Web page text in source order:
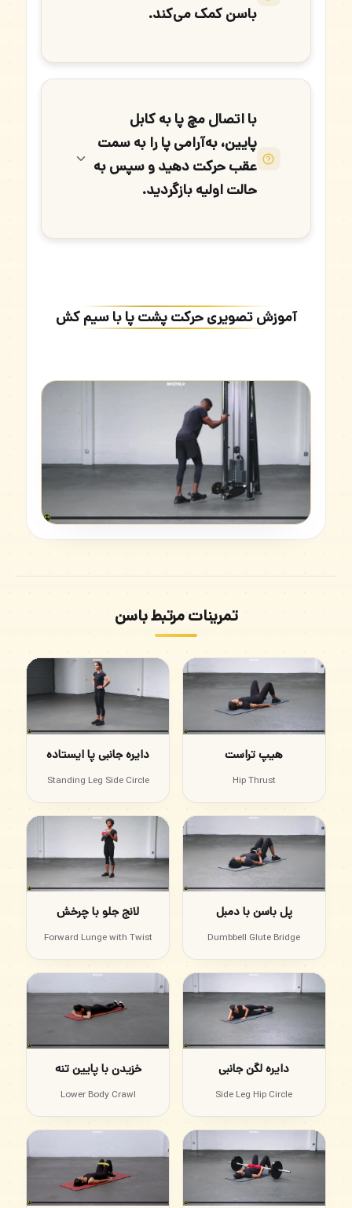
باسن کمک می‌کند.
با اتصال مچ پا به کابل
پایین، به‌آرامی پا را به سمت
عقب حرکت دهید و سپس به
حالت اولیه بازگردید.
آموزش تصویری حرکت پشت پا با سیم کش
تمرینات مرتبط باسن
هیپ تراست
Hip Thrust
دایره جانبی پا ایستاده
Standing Leg Side Circle
پل باسن با دمبل
Dumbbell Glute Bridge
لانج جلو با چرخش
Forward Lunge with Twist
دایره لگن جانبی
Side Leg Hip Circle
خزیدن با پایین تنه
Lower Body Crawl